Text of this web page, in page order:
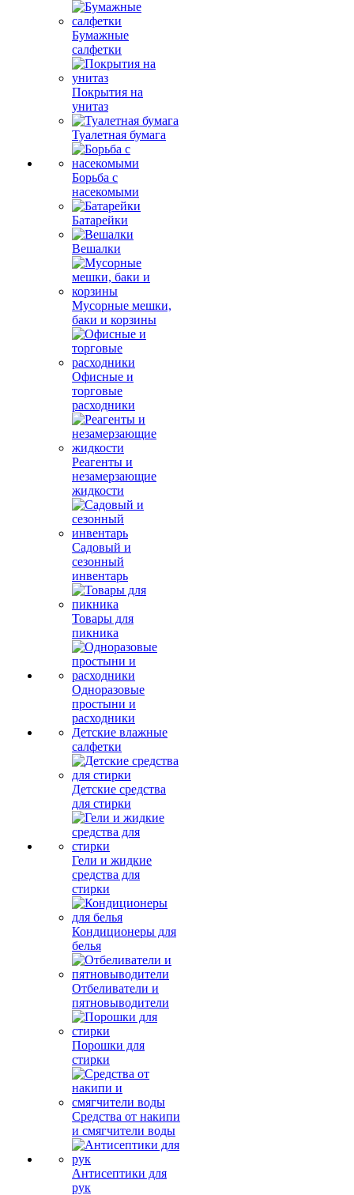
Бумажные
салфетки
Покрытия на
унитаз
Туалетная бумага
Борьба с
насекомыми
Батарейки
Вешалки
Мусорные мешки,
баки и корзины
Офисные и
торговые
расходники
Реагенты и
незамерзающие
жидкости
Садовый и
сезонный
инвентарь
Товары для
пикника
Одноразовые
простыни и
расходники
Детские влажные
салфетки
Детские средства
для стирки
Гели и жидкие
средства для
стирки
Кондиционеры для
белья
Отбеливатели и
пятновыводители
Порошки для
стирки
Средства от накипи
и смягчители воды
Антисептики для
рук